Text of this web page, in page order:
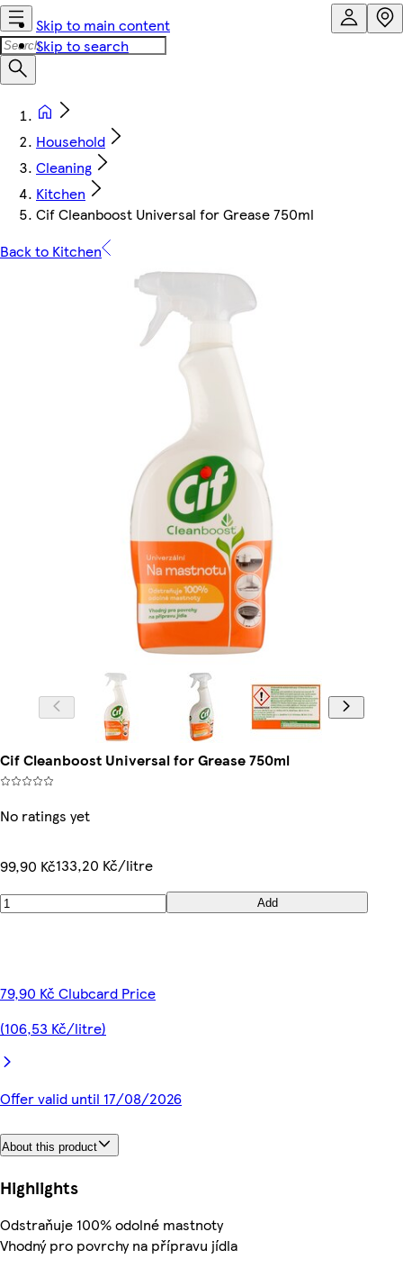
Skip to main content
Skip to search
Household
Cleaning
Kitchen
Cif Cleanboost Universal for Grease 750ml
Back to Kitchen
Cif Cleanboost Universal for Grease 750ml
No ratings yet
99,90 Kč133,20 Kč/litre
Add
79,90 Kč Clubcard Price
(106,53 Kč/litre)
Offer valid until 17/08/2026
About this product
Highlights
Odstraňuje 100% odolné mastnoty
Vhodný pro povrchy na přípravu jídla